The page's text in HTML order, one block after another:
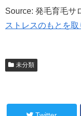
Source: 発毛育毛サ
ストレスのもとを取
未分類